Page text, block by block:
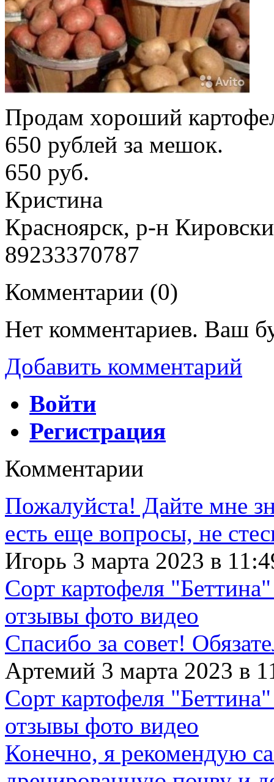
Продам хороший
650 рублей за мешок.
650 руб.
Кристина
Красноярск, р-н
89233370787
Комментарии (0)
Нет комментариев. Ваш
Добавить комментарий
Войти
Регистрация
Комментарии
Пожалуйста! Дайте мне
есть еще вопросы, не
Игорь 3 марта 2023 в
Сорт картофеля
отзывы фото видео
Спасибо за совет!
Артемий 3 марта 2023 в
Сорт картофеля
отзывы фото видео
Конечно, я рекомендую